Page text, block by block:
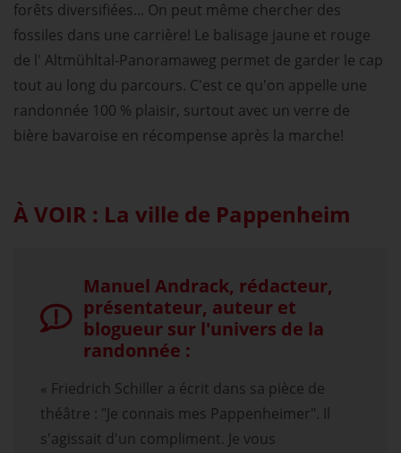
forêts diversifiées... On peut même chercher des
fossiles dans une carrière! Le balisage jaune et rouge
de l' Altmühltal-Panoramaweg permet de garder le cap
tout au long du parcours. C'est ce qu'on appelle une
randonnée 100 % plaisir, surtout avec un verre de
bière bavaroise en récompense après la marche!
À VOIR : La ville de Pappenheim
Manuel Andrack, rédacteur,
présentateur, auteur et
blogueur sur l'univers de la
randonnée :
« Friedrich Schiller a écrit dans sa pièce de
théâtre : "Je connais mes Pappenheimer". Il
s'agissait d'un compliment. Je vous